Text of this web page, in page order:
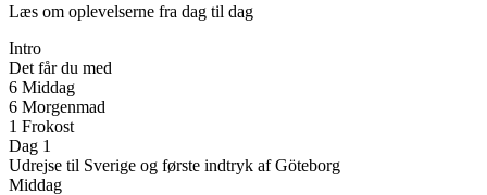
Læs om oplevelserne fra dag til dag
Intro
Det får du med
6 Middag
6 Morgenmad
1 Frokost
Dag 1
Udrejse til Sverige og første indtryk af Göteborg
Middag